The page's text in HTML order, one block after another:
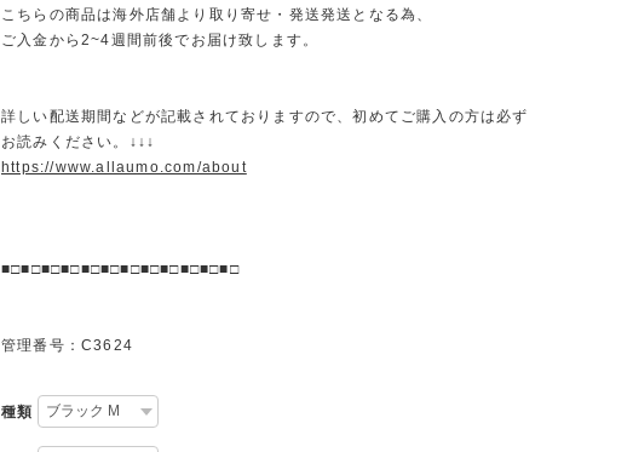
こちらの商品は海外店舗より取り寄せ・発送発送となる為、
ご入金から2~4週間前後でお届け致します。
詳しい配送期間などが記載されておりますので、初めてご購入の方は必ず
お読みください。↓↓↓
https://www.allaumo.com/about
■□■□■□■□■□■□■□■□■□■□■□■□
管理番号：C3624
種類